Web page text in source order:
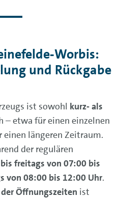
und Rückgabe
ist sowohl kurz‑ als
– etwa für einen einzelnen
einen längeren Zeitraum.
der regulären
freitags von 07:00 bis
von 08:00 bis 12:00 Uhr.
Öffnungszeiten ist